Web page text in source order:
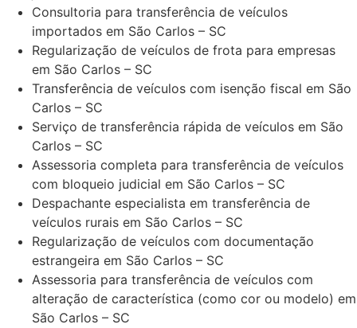
Consultoria para transferência de veículos
importados em São Carlos – SC
Regularização de veículos de frota para empresas
em São Carlos – SC
Transferência de veículos com isenção fiscal em São
Carlos – SC
Serviço de transferência rápida de veículos em São
Carlos – SC
Assessoria completa para transferência de veículos
com bloqueio judicial em São Carlos – SC
Despachante especialista em transferência de
veículos rurais em São Carlos – SC
Regularização de veículos com documentação
estrangeira em São Carlos – SC
Assessoria para transferência de veículos com
alteração de característica (como cor ou modelo) em
São Carlos – SC